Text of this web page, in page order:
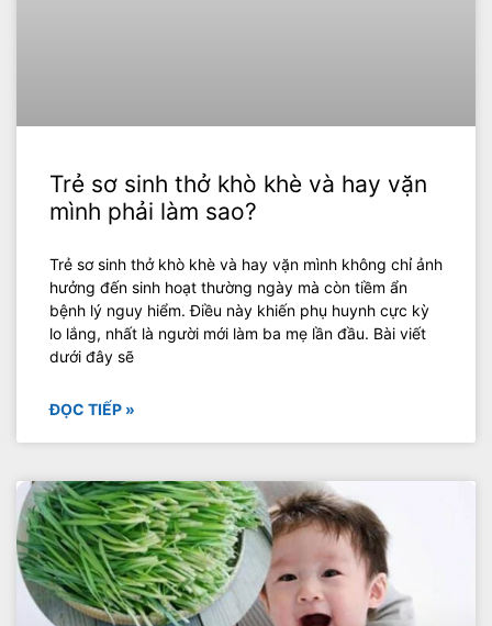
Trẻ sơ sinh thở khò khè và hay vặn
mình phải làm sao?
Trẻ sơ sinh thở khò khè và hay vặn mình không chỉ ảnh
hưởng đến sinh hoạt thường ngày mà còn tiềm ẩn
bệnh lý nguy hiểm. Điều này khiến phụ huynh cực kỳ
lo lắng, nhất là người mới làm ba mẹ lần đầu. Bài viết
dưới đây sẽ
ĐỌC TIẾP »